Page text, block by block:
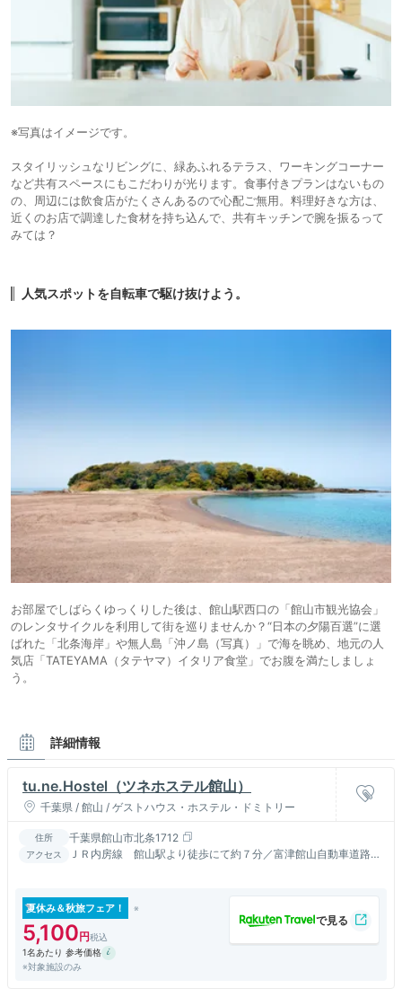
※写真はイメージです。
スタイリッシュなリビングに、緑あふれるテラス、ワーキングコーナー
など共有スペースにもこだわりが光ります。食事付きプランはないもの
の、周辺には飲食店がたくさんあるので心配ご無用。料理好きな方は、
近くのお店で調達した食材を持ち込んで、共有キッチンで腕を振るって
みては？
人気スポットを自転車で駆け抜けよう。
お部屋でしばらくゆっくりした後は、館山駅西口の「館山市観光協会」
のレンタサイクルを利用して街を巡りませんか？“日本の夕陽百選”に選
ばれた「北条海岸」や無人島「沖ノ島（写真）」で海を眺め、地元の人
気店「TATEYAMA（タテヤマ）イタリア食堂」でお腹を満たしましょ
う。
詳細情報
tu.ne.Hostel（ツネホステル館山）
千葉県 / 館山 / ゲストハウス・ホステル・ドミトリー
住所 千葉県館山市北条1712
アクセス
ＪＲ内房線 館山駅より徒歩にて約７分／富津館山自動車道路
夏休み＆秋旅フェア！
5,100
1名あたり 参考価格
※対象施設のみ